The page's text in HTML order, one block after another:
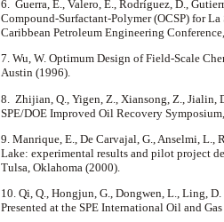
6. Guerra, E., Valero, E., Rodríguez, D.,
Compound-Surfactant-Polymer (OCSP) for
Caribbean Petroleum Engineering
7. Wu, W. Optimum Design of Field-Scale
Austin (1996).
8. Zhijian, Q., Yigen, Z., Xiansong, Z., Jialin,
SPE/DOE Improved Oil Recovery
9. Manrique, E., De Carvajal, G., Anselmi,
Lake: experimental results and pilot project
Tulsa, Oklahoma (2000).
10. Qi, Q., Hongjun, G., Dongwen, L., Ling,
Presented at the SPE International Oil and